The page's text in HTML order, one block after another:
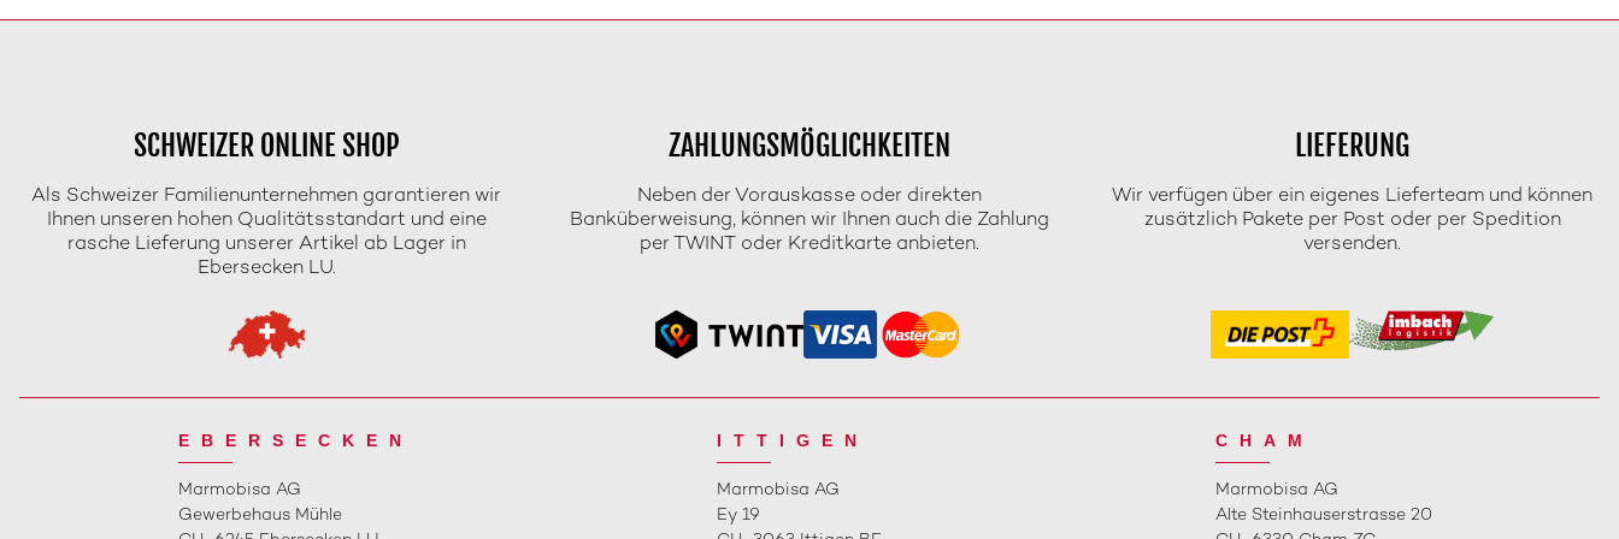
SCHWEIZER ONLINE SHOP
Als Schweizer Familienunternehmen garantieren wir
Ihnen unseren hohen Qualitätsstandart und eine
rasche Lieferung unserer Artikel ab Lager in
Ebersecken LU.
ZAHLUNGSMÖGLICHKEITEN
Neben der Vorauskasse oder direkten
Banküberweisung, können wir Ihnen auch die Zahlung
per TWINT oder Kreditkarte anbieten.
LIEFERUNG
Wir verfügen über ein eigenes Lieferteam und können
zusätzlich Pakete per Post oder per Spedition
versenden.
EBERSECKEN
Marmobisa AG
Gewerbehaus Mühle
ITTIGEN
Marmobisa AG
Ey 19
CHAM
Marmobisa AG
Alte Steinhauserstrasse 20